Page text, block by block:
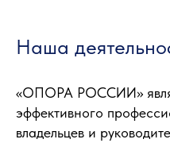
Наша
«ОПОРА РОССИИ»
эффективного
владельцев и